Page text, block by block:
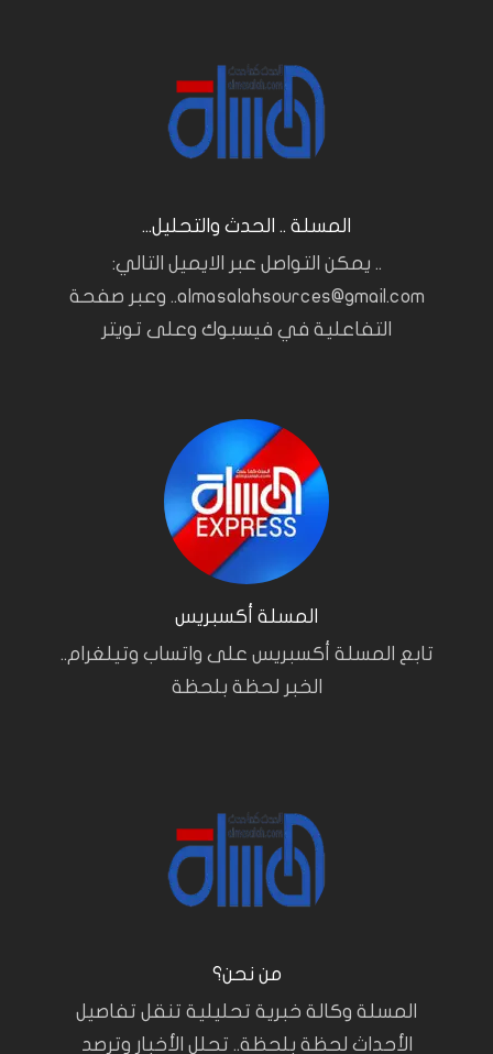
المسلة .. الحدث والتحليل...
.. يمكن التواصل عبر الايميل التالي:
almasalahsources@gmail.com.. وعبر صفحة
التفاعلية في فيسبوك وعلى تويتر
المسلة أكسبريس
تابع المسلة أكسبريس على واتساب وتيلغرام..
الخبر لحظة بلحظة
من نحن؟
المسلة وكالة خبرية تحليلية تنقل تفاصيل
الأحداث لحظة بلحظة.. تحلل الأخبار وترصد